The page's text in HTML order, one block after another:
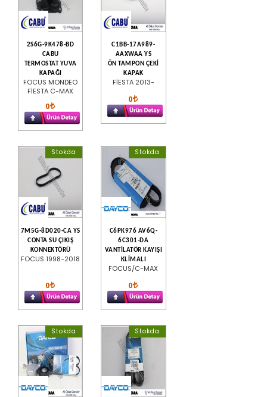
2S6G-9K478-BD
CABU
TERMOSTAT YUVA
KAPAĞI
FOCUS MONDEO
FİESTA C-MAX
0
C1BB-17A989-
AAXWAA YS
ÖN TAMPON ÇEKİ
KAPAK
FİESTA 2013-
0
Stokda
7M5G-8D020-CA YS
CONTA SU ÇIKIŞ
KONNEKTÖRÜ
FOCUS 1998-2018
0
Stokda
C6PK976 AV6Q-
6C301-DA
VANTİLATÖR KAYIŞI
KLİMALI
FOCUS/C-MAX
0
Stokda Stokda